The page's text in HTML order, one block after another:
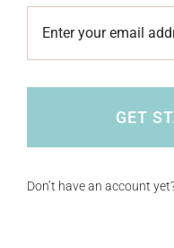
GET
Don’t have an account